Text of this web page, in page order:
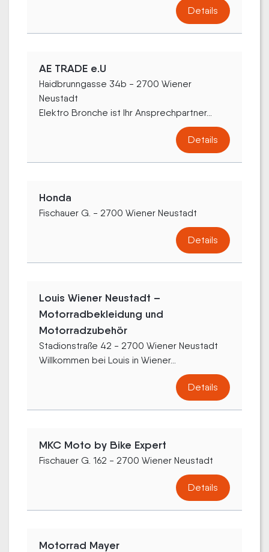
Details
AE TRADE e.U
Haidbrunngasse 34b - 2700 Wiener
Neustadt
Elektro Bronche ist Ihr Ansprechpartner...
Details
Honda
Fischauer G. - 2700 Wiener Neustadt
Details
Louis Wiener Neustadt –
Motorradbekleidung und
Motorradzubehör
Stadionstraße 42 - 2700 Wiener Neustadt
Willkommen bei Louis in Wiener...
Details
MKC Moto by Bike Expert
Fischauer G. 162 - 2700 Wiener Neustadt
Details
Motorrad Mayer